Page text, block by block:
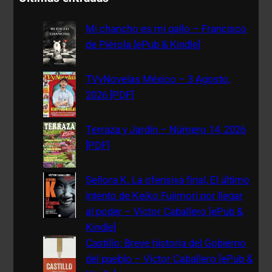
Mi chancho es mi gallo – Francisco
de Piérola [ePub & Kindle]
TVyNovelas México – 3 Agosto,
2026 [PDF]
Terraza y Jardín – Número 14, 2026
[PDF]
Señora K. La ofensiva final, El último
intento de Keiko Fujimori por llegar
al poder – Víctor Caballero [ePub &
Kindle]
Castillo: Breve historia del Gobierno
del pueblo – Víctor Caballero [ePub &